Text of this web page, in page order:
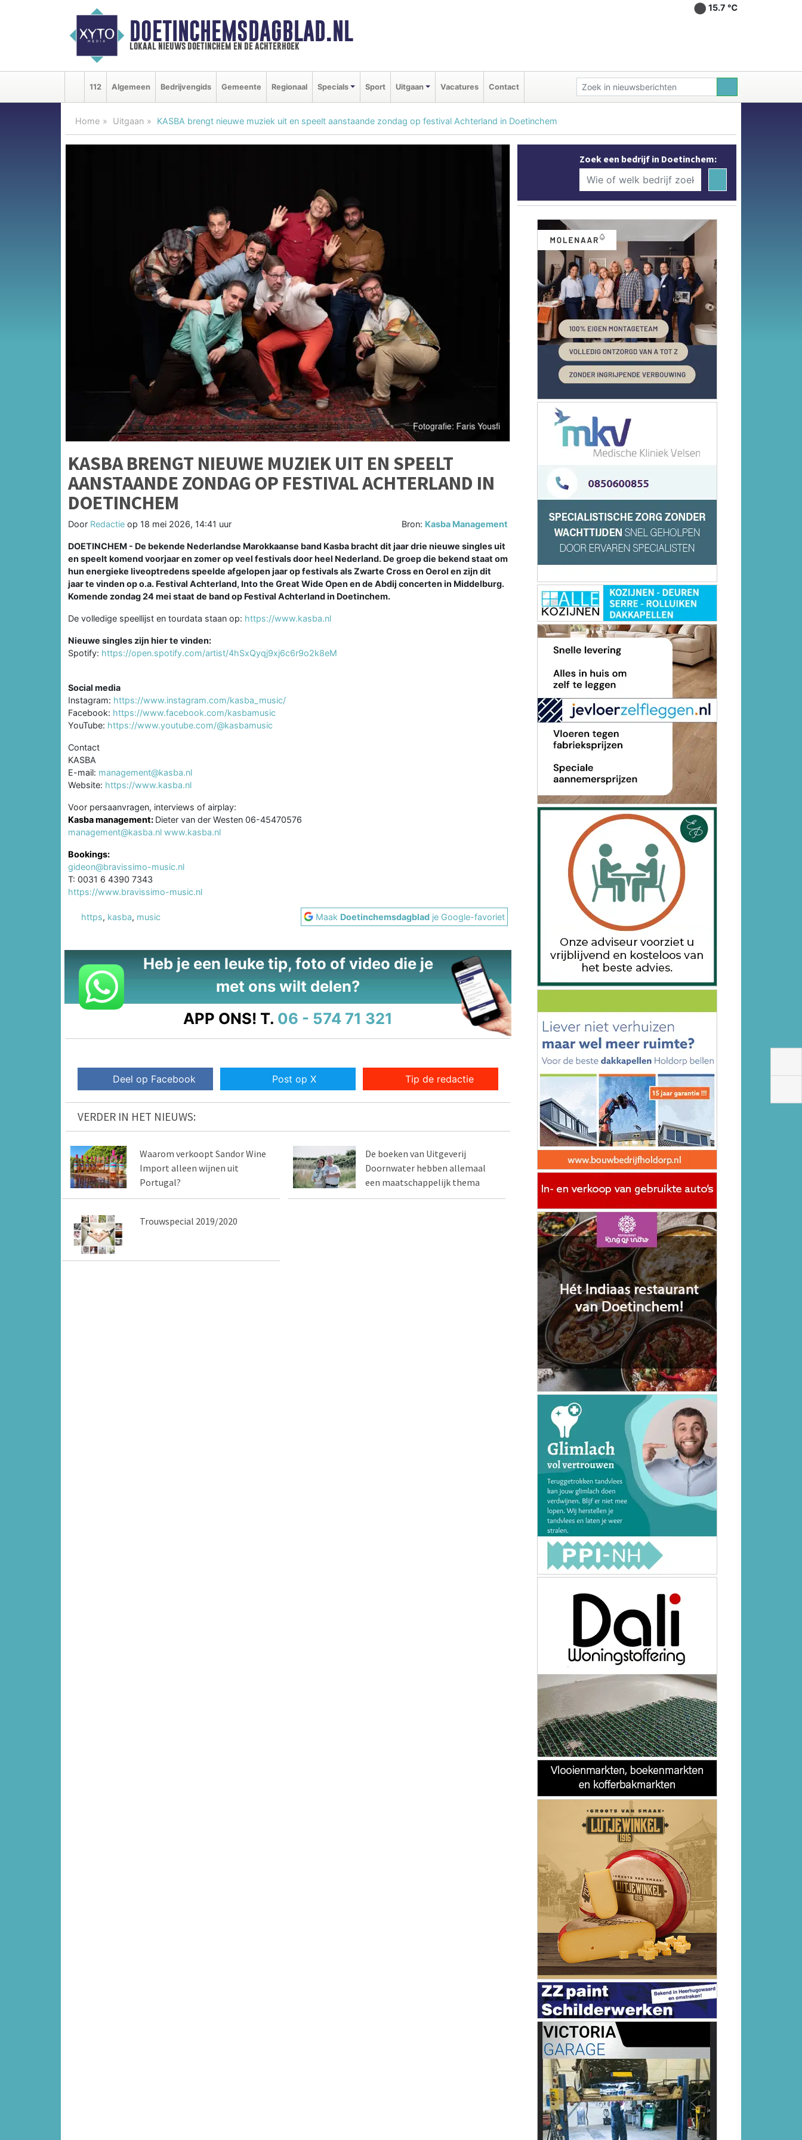
DOETINCHEMSDAGBLAD.NL
lokaal nieuws doetinchem en de achterhoek
15.7 ℃
112 Algemeen Bedrijvengids Gemeente Regionaal Specials Sport Uitgaan Vacatures Contact
Home Uitgaan KASBA brengt nieuwe muziek uit en speelt aanstaande zondag op festival Achterland in Doetinchem
KASBA BRENGT NIEUWE MUZIEK UIT EN SPEELT
AANSTAANDE ZONDAG OP FESTIVAL ACHTERLAND IN
DOETINCHEM
Door Redactie op 18 mei 2026, 14:41 uur Bron: Kasba Management
DOETINCHEM - De bekende Nederlandse Marokkaanse band Kasba bracht dit jaar drie nieuwe singles uit
en speelt komend voorjaar en zomer op veel festivals door heel Nederland. De groep die bekend staat om
hun energieke liveoptredens speelde afgelopen jaar op festivals als Zwarte Cross en Oerol en zijn dit
jaar te vinden op o.a. Festival Achterland, Into the Great Wide Open en de Abdij concerten in Middelburg.
Komende zondag 24 mei staat de band op Festival Achterland in Doetinchem.
De volledige speellijst en tourdata staan op: https://www.kasba.nl
Nieuwe singles zijn hier te vinden:
Spotify: https://open.spotify.com/artist/4hSxQyqj9xj6c6r9o2k8eM
Social media
Instagram: https://www.instagram.com/kasba_music/
Facebook: https://www.facebook.com/kasbamusic
YouTube: https://www.youtube.com/@kasbamusic
Contact
KASBA
E-mail: management@kasba.nl
Website: https://www.kasba.nl
Voor persaanvragen, interviews of airplay:
Kasba management: Dieter van der Westen 06-45470576
management@kasba.nl www.kasba.nl
Bookings:
gideon@bravissimo-music.nl
T: 0031 6 4390 7343
https://www.bravissimo-music.nl
https, kasba, music Maak Doetinchemsdagblad je Google-favoriet
Heb je een leuke tip, foto of video die je
met ons wilt delen?
APP ONS! T. 06 - 574 71 321
Deel op Facebook Post op X Tip de redactie
VERDER IN HET NIEUWS:
Waarom verkoopt Sandor Wine
Import alleen wijnen uit
Portugal?
De boeken van Uitgeverij
Doornwater hebben allemaal
een maatschappelijk thema
Trouwspecial 2019/2020
Zoek een bedrijf in Doetinchem: